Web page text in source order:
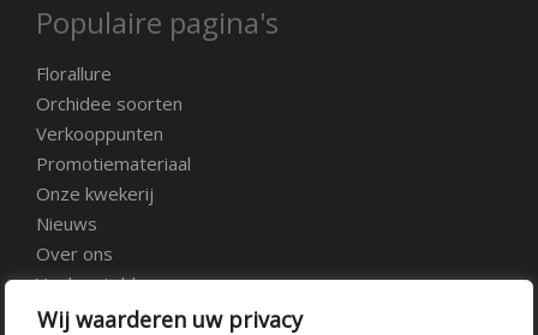
Wij waarderen uw privacy
Populaire pagina's
Florallure
Orchidee soorten
Verkooppunten
Promotiemateriaal
Onze kwekerij
Nieuws
Over ons
Veelgestelde vragen
Vacatures